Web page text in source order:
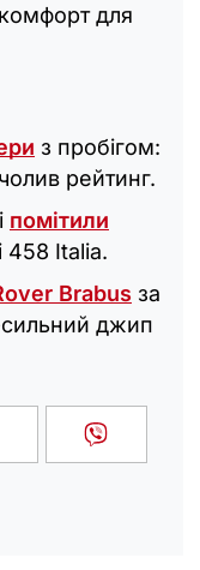
для
з пробігом:
рейтинг.
помітили
458 Italia.
Brabus за
джип